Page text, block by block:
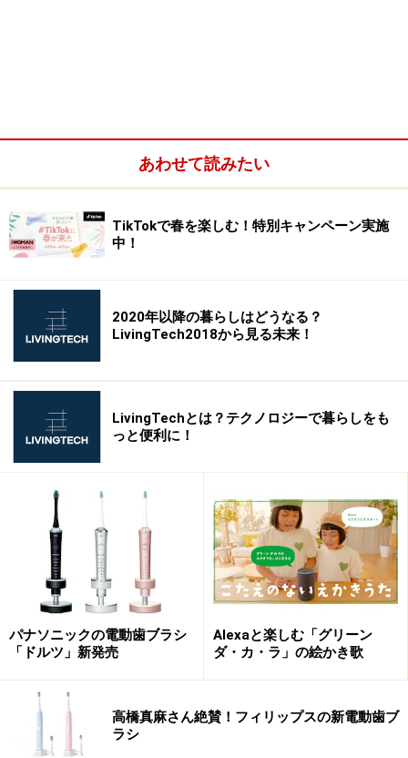
今までネットスーパーを使わなかった理由
は……
ネットスーパーは便利ということはわかっていても、周
りの人が頻繁に使っているという印象はまだ多くはあり
ません。NESPA JAPANは、実際全国の19歳～69歳の専
「ネットスーパーに対して興味や利用意向を持つにも関
います。
その結果「送料がかかる」、「実店舗よりも価格の比較
がしにくい」という理由が多くみられたそうです。確か
あわせて読みたい
TikTokで春を楽しむ！特別キャンペーン実施
中！
2020年以降の暮らしはどうなる？
LivingTech2018から見る未来！
LivingTechとは？テクノロジーで暮らしをも
っと便利に！
パナソニックの電動歯ブラシ
「ドルツ」新発売
Alexaと楽しむ「グリーン
ダ・カ・ラ」の絵かき歌
高橋真麻さん絶賛！フィリップスの新電動歯ブ
ラシ